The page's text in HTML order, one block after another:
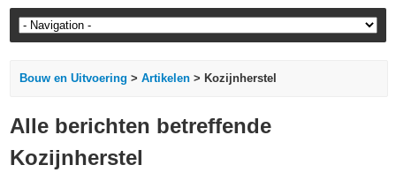
Bouw en Uitvoering >Artikelen > Kozijnherstel
Alle berichten betreffende
Kozijnherstel